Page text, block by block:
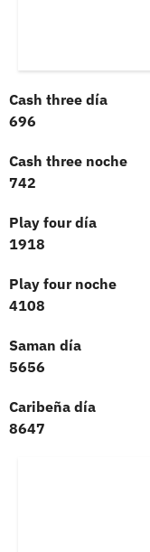
Cash three día
696
Cash three noche
742
Play four día
1918
Play four noche
4108
Saman día
5656
Caribeña día
8647